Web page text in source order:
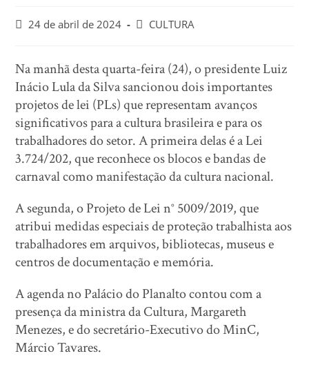
24 de abril de 2024 CULTURA
Na manhã desta quarta-feira (24), o presidente Luiz
Inácio Lula da Silva sancionou dois importantes
projetos de lei (PLs) que representam avanços
significativos para a cultura brasileira e para os
trabalhadores do setor. A primeira delas é a Lei
3.724/202, que reconhece os blocos e bandas de
carnaval como manifestação da cultura nacional.
A segunda, o Projeto de Lei n° 5009/2019, que
atribui medidas especiais de proteção trabalhista aos
trabalhadores em arquivos, bibliotecas, museus e
centros de documentação e memória.
A agenda no Palácio do Planalto contou com a
presença da ministra da Cultura, Margareth
Menezes, e do secretário-Executivo do MinC,
Márcio Tavares.